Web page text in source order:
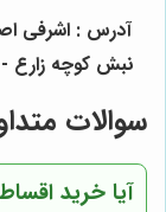
آدرس : اشرفی
نبش کوچه زارع - پلاک 108 - نمایشگاه و
سوالات
آیا خرید